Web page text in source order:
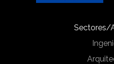
Sectores/